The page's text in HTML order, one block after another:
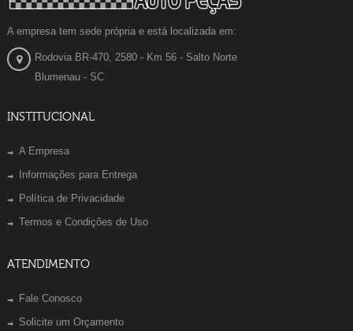
A empresa tem sede própria e está localizada em:
Rodovia BR-470, 2580 - Km 56 - Salto Norte
Blumenau - SC
INSTITUCIONAL
A Empresa
Informações para Entrega
Política de Privacidade
Termos e Condições de Uso
ATENDIMENTO
Fale Conosco
Solicite um Orçamento